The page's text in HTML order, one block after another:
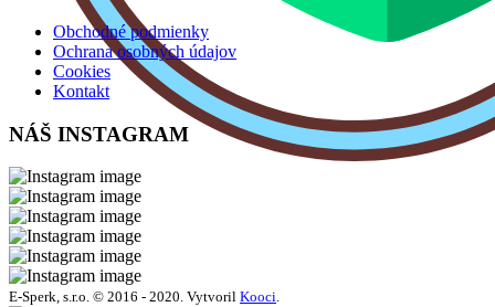
Obchodné podmienky
Ochrana osobných údajov
Cookies
Kontakt
NÁŠ INSTAGRAM
E-Sperk, s.r.o. © 2016 - 2020. Vytvoril Kooci.